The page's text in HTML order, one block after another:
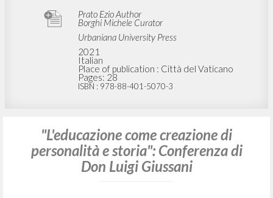
Prato Ezio Author
Borghi Michele Curator
Urbaniana University Press
2021
Italian
Place of publication : Città del Vaticano
Pages: 28
ISBN : 978-88-401-5070-3
"L'educazione come creazione di
personalità e storia": Conferenza di
Don Luigi Giussani